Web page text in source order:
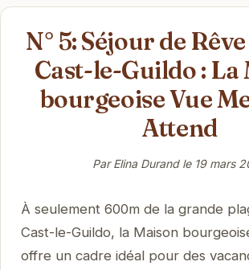
N° 5: Séjour de
Cast-le-Guildo : La
bourgeoise Vue
Attend
Par Elina Durand le 19 mars
À seulement 600m de la grande
Cast-le-Guildo, la Maison
offre un cadre idéal pour des